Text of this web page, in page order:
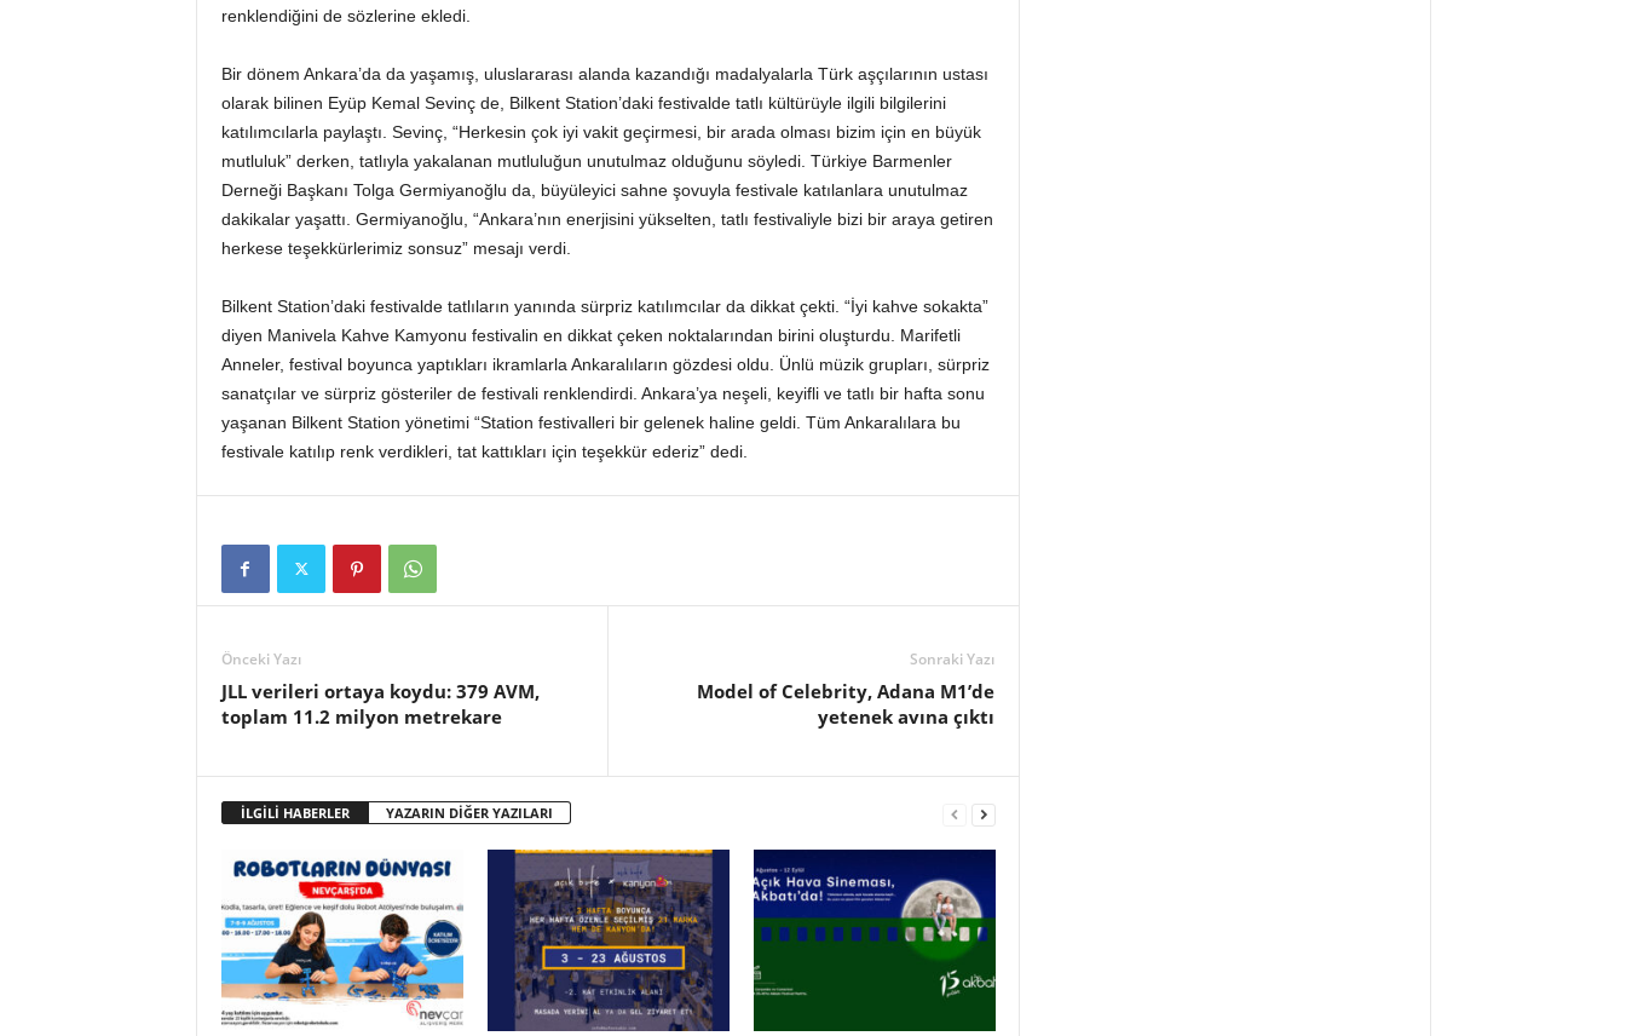
renklendiğini de sözlerine ekledi.
Bir dönem Ankara’da da yaşamış, uluslararası alanda kazandığı madalyalarla Türk aşçılarının ustası
olarak bilinen Eyüp Kemal Sevinç de, Bilkent Station’daki festivalde tatlı kültürüyle ilgili bilgilerini
katılımcılarla paylaştı. Sevinç, “Herkesin çok iyi vakit geçirmesi, bir arada olması bizim için en büyük
mutluluk” derken, tatlıyla yakalanan mutluluğun unutulmaz olduğunu söyledi. Türkiye Barmenler
Derneği Başkanı Tolga Germiyanoğlu da, büyüleyici sahne şovuyla festivale katılanlara unutulmaz
dakikalar yaşattı. Germiyanoğlu, “Ankara’nın enerjisini yükselten, tatlı festivaliyle bizi bir araya getiren
herkese teşekkürlerimiz sonsuz” mesajı verdi.
Bilkent Station’daki festivalde tatlıların yanında sürpriz katılımcılar da dikkat çekti. “İyi kahve sokakta”
diyen Manivela Kahve Kamyonu festivalin en dikkat çeken noktalarından birini oluşturdu. Marifetli
Anneler, festival boyunca yaptıkları ikramlarla Ankaralıların gözdesi oldu. Ünlü müzik grupları, sürpriz
sanatçılar ve sürpriz gösteriler de festivali renklendirdi. Ankara’ya neşeli, keyifli ve tatlı bir hafta sonu
yaşanan Bilkent Station yönetimi “Station festivalleri bir gelenek haline geldi. Tüm Ankaralılara bu
festivale katılıp renk verdikleri, tat kattıkları için teşekkür ederiz” dedi.
Önceki Yazı
JLL verileri ortaya koydu: 379 AVM,
toplam 11.2 milyon metrekare
Sonraki Yazı
Model of Celebrity, Adana M1’de
yetenek avına çıktı
İLGİLİ HABERLER YAZARIN DİĞER YAZILARI